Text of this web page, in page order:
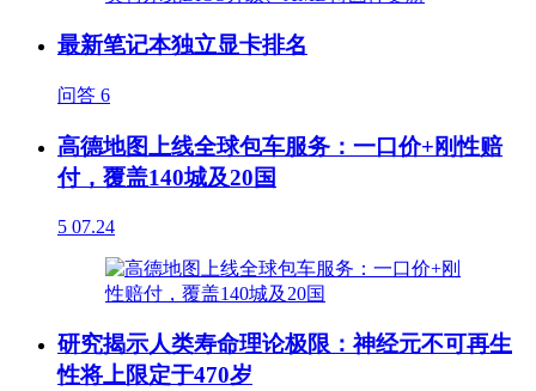
最新笔记本独立显卡排名
问答 6
高德地图上线全球包车服务：一口价+刚性赔
付，覆盖140城及20国
5 07.24
研究揭示人类寿命理论极限：神经元不可再生
性将上限定于470岁